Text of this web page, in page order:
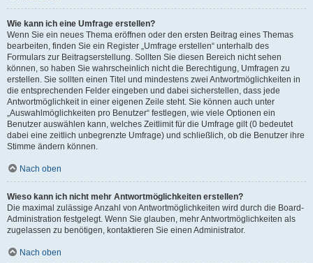
Wie kann ich eine Umfrage erstellen?
Wenn Sie ein neues Thema eröffnen oder den ersten Beitrag eines Themas
bearbeiten, finden Sie ein Register „Umfrage erstellen“ unterhalb des
Formulars zur Beitragserstellung. Sollten Sie diesen Bereich nicht sehen
können, so haben Sie wahrscheinlich nicht die Berechtigung, Umfragen zu
erstellen. Sie sollten einen Titel und mindestens zwei Antwortmöglichkeiten in
die entsprechenden Felder eingeben und dabei sicherstellen, dass jede
Antwortmöglichkeit in einer eigenen Zeile steht. Sie können auch unter
„Auswahlmöglichkeiten pro Benutzer“ festlegen, wie viele Optionen ein
Benutzer auswählen kann, welches Zeitlimit für die Umfrage gilt (0 bedeutet
dabei eine zeitlich unbegrenzte Umfrage) und schließlich, ob die Benutzer ihre
Stimme ändern können.
Nach oben
Wieso kann ich nicht mehr Antwortmöglichkeiten erstellen?
Die maximal zulässige Anzahl von Antwortmöglichkeiten wird durch die Board-
Administration festgelegt. Wenn Sie glauben, mehr Antwortmöglichkeiten als
zugelassen zu benötigen, kontaktieren Sie einen Administrator.
Nach oben